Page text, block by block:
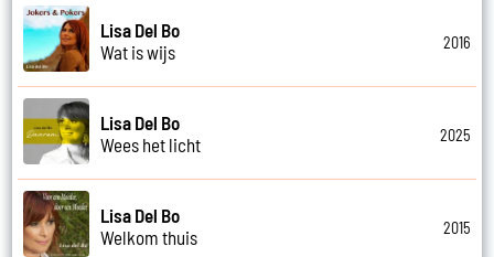
Lisa Del Bo
Wat is wijs
2016
Lisa Del Bo
Wees het licht
2025
Lisa Del Bo
Welkom thuis
2015